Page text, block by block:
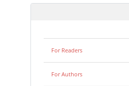
For Readers
For Authors